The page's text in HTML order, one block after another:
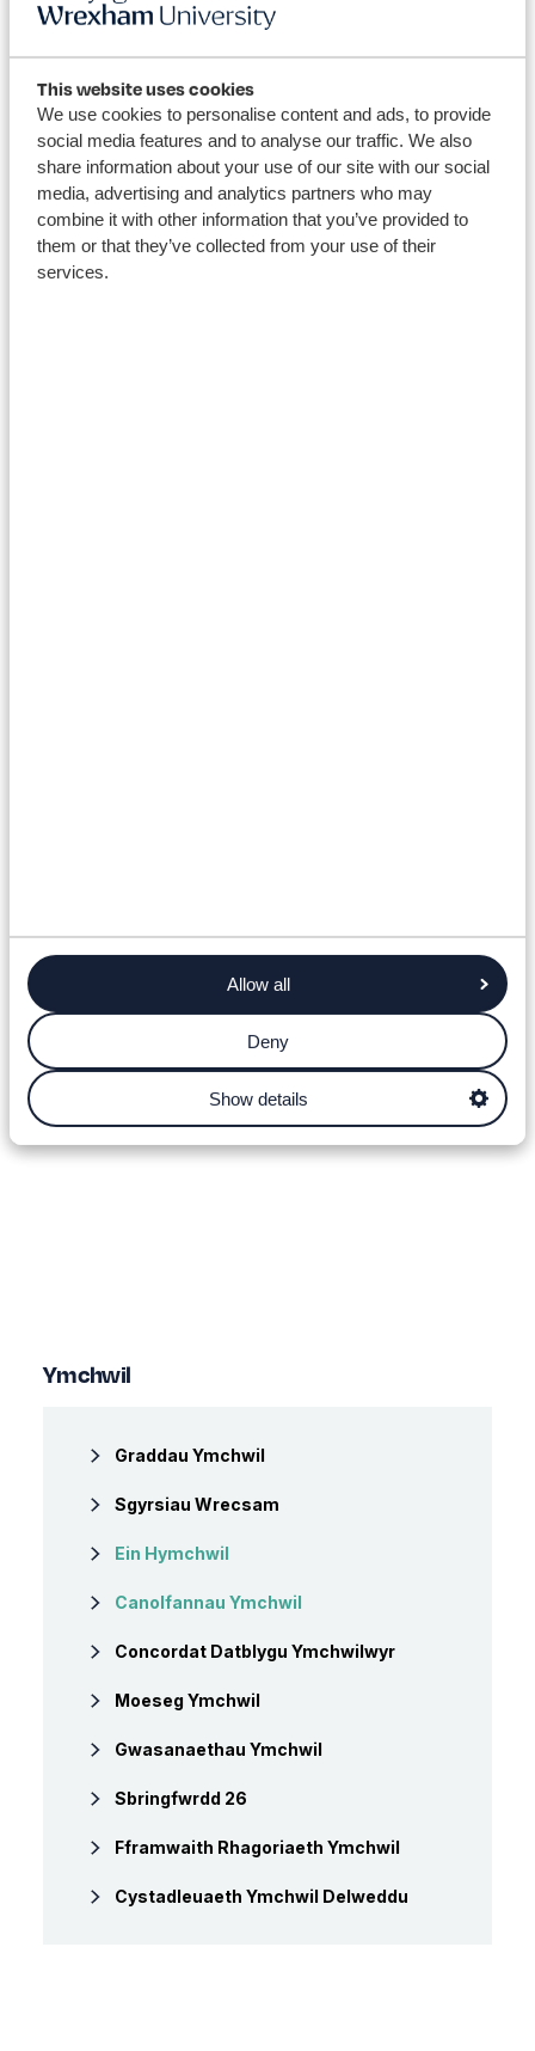
This website uses cookies
We use cookies to personalise content and ads, to provide
social media features and to analyse our traffic. We also
share information about your use of our site with our social
media, advertising and analytics partners who may
combine it with other information that you’ve provided to
them or that they’ve collected from your use of their
services.
Allow all
Deny
Show details
gwerthfawr wedi’u creu ar draws y Sefydliad a thu hwnt
Madoc-Jones, “Roeddwn yn falch iawn gyda faint o
bobl a roddodd o’u hamser i fynychu ac am y
negeseuon o gefnogaeth ac anogaeth a gawsom yn
ystod y dydd. Mae’n amlwg bod cryn dipyn o
gefnogaeth i sefydliad fel hwn a gobeithiwn y gall hyn
yrru’r agenda cyfiawnder cymdeithasol a chynhwysiant
yn ei blaen yng ngogledd-ddwyrain Cymru a thu hwnt.”
Amlygodd y digwyddiad lansio uchelgeisiau ymchwil y
Ymchwil
Graddau Ymchwil
Sgyrsiau Wrecsam
Ein Hymchwil
Canolfannau Ymchwil
Concordat Datblygu Ymchwilwyr
Moeseg Ymchwil
Gwasanaethau Ymchwil
Sbringfwrdd 26
Fframwaith Rhagoriaeth Ymchwil
Cystadleuaeth Ymchwil Delweddu